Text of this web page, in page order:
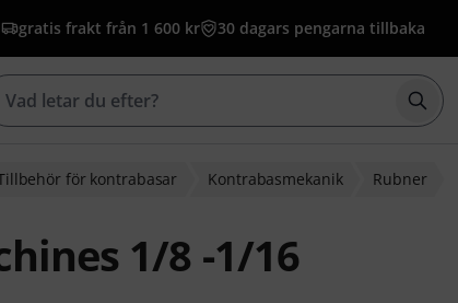
gratis frakt från 1 600 kr 30 dagars pengarna tillbaka
för kontrabasar Kontrabasmekanik Rubner
1/8 -1/16